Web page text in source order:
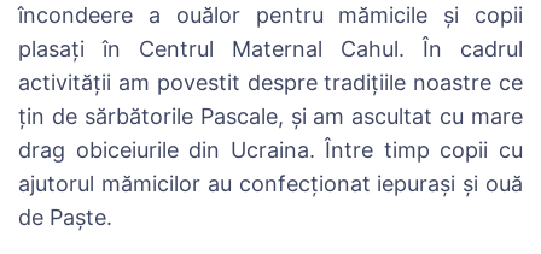
încondeere a ouălor pentru mămicile și copii
plasați în Centrul Maternal Cahul. În cadrul
activității am povestit despre tradițiile noastre ce
țin de sărbătorile Pascale, și am ascultat cu mare
drag obiceiurile din Ucraina. Între timp copii cu
ajutorul mămicilor au confecționat iepurași și ouă
de Paște.